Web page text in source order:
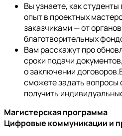
Вы узнаете, как
опыт в проектных
заказчиками — от
благотворительных
Вам расскажут про
сроки подачи
о заключении
сможете задать вопросы
получить
Магистерская программа
Цифровые коммуникации и